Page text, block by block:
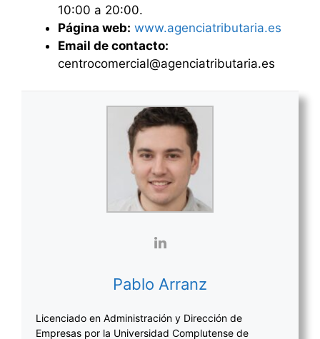
10:00 a 20:00.
Página web: www.agenciatributaria.es
Email de contacto:
centrocomercial@agenciatributaria.es
Pablo Arranz
Licenciado en Administración y Dirección de
Empresas por la Universidad Complutense de